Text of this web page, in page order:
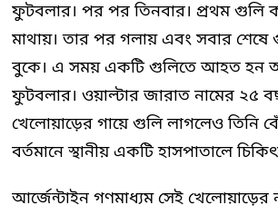
ফুটবলার। পর পর তিনবার। প্রথম গুলি
মাথায়। তার পর গলায় এবং সবার শেষে
বুকে। এ সময় একটি গুলিতে আহত হন
ফুটবলার। ওয়াল্টার জারাত নামের ২৫
খেলোয়াড়ের গায়ে গুলি লাগলেও তিনি
বর্তমানে স্থানীয় একটি হাসপাতালে
আর্জেন্টাইন গণমাধ্যম সেই খেলোয়াড়ের